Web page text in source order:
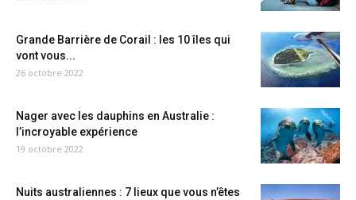
Grande Barrière de Corail : les 10 îles qui
vont vous...
26 octobre 2022
Nager avec les dauphins en Australie :
l’incroyable expérience
19 octobre 2022
Nuits australiennes : 7 lieux que vous n’êtes